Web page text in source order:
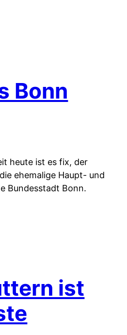
Bonn
heute ist es fix, der
ehemalige Haupt- und
Bundesstadt Bonn.
ist